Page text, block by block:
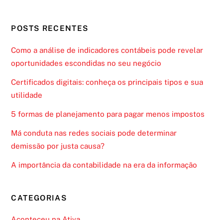
POSTS RECENTES
Como a análise de indicadores contábeis pode revelar
oportunidades escondidas no seu negócio
Certificados digitais: conheça os principais tipos e sua
utilidade
5 formas de planejamento para pagar menos impostos
Má conduta nas redes sociais pode determinar
demissão por justa causa?
A importância da contabilidade na era da informação
CATEGORIAS